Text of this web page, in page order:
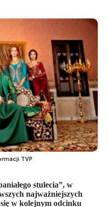
TVP
stulecia”, w
najważniejszych
w kolejnym odcinku